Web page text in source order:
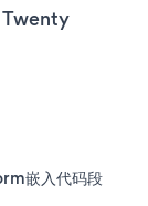
Twenty
嵌入代码段